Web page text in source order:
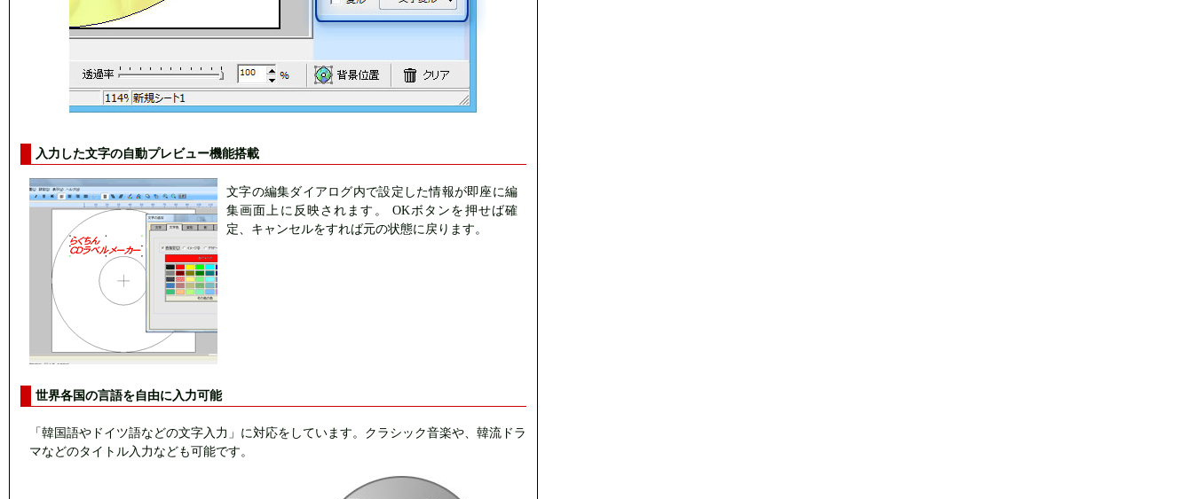
入力した文字の自動プレビュー機能搭載
文字の編集ダイアログ内で設定した情報が即座に編
集画面上に反映されます。 OKボタンを押せば確
定、キャンセルをすれば元の状態に戻ります。
世界各国の言語を自由に入力可能
「韓国語やドイツ語などの文字入力」に対応をしています。クラシック音楽や、韓流ドラ
マなどのタイトル入力なども可能です。